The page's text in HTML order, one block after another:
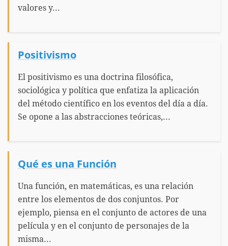
valores y...
Positivismo
El positivismo es una doctrina filosófica,
sociológica y política que enfatiza la aplicación
del método científico en los eventos del día a día.
Se opone a las abstracciones teóricas,...
Qué es una Función
Una función, en matemáticas, es una relación
entre los elementos de dos conjuntos. Por
ejemplo, piensa en el conjunto de actores de una
película y en el conjunto de personajes de la
misma...